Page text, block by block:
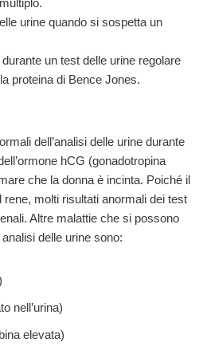
urine quando si sospetta un
un test delle urine regolare
proteina di Bence Jones.
dell’analisi delle urine durante
hCG (gonadotropina
che la donna è incinta. Poiché il
molti risultati anormali dei test
Altre malattie che si possono
delle urine sono:
nell’urina)
elevata)